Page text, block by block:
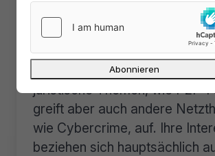
Antonia ist bereits seit Januar
Autorin bei der Tarnkappe.
ist sie zunächst mit Buch-
Inzwischen schreibt sie
juristische Themen, wie P2P-
greift aber auch andere
wie Cybercrime, auf. Ihre
beziehen sich hauptsächlich